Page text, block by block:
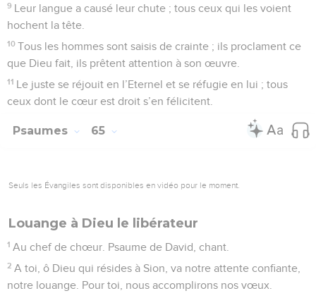
9 Leur langue a causé leur chute ; tous ceux qui les voient
hochent la tête.
10 Tous les hommes sont saisis de crainte ; ils proclament ce
que Dieu fait, ils prêtent attention à son œuvre.
11 Le juste se réjouit en l’Eternel et se réfugie en lui ; tous
ceux dont le cœur est droit s’en félicitent.
Psaumes 65
Seuls les Évangiles sont disponibles en vidéo pour le moment.
Louange à Dieu le libérateur
1 Au chef de chœur. Psaume de David, chant.
2 A toi, ô Dieu qui résides à Sion, va notre attente confiante,
notre louange. Pour toi, nous accomplirons nos vœux.